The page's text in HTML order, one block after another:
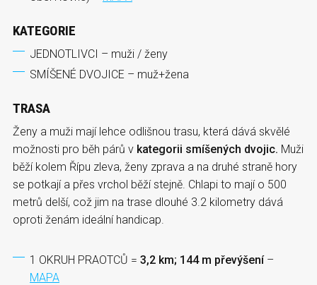
KATEGORIE
JEDNOTLIVCI – muži / ženy
SMÍŠENÉ DVOJICE – muž+žena
TRASA
Ženy a muži mají lehce odlišnou trasu, která dává skvělé
možnosti pro běh párů v kategorii smíšených dvojic. Muži
běží kolem Řípu zleva, ženy zprava a na druhé straně hory
se potkají a přes vrchol běží stejně. Chlapi to mají o 500
metrů delší, což jim na trase dlouhé 3.2 kilometry dává
oproti ženám ideální handicap.
1 OKRUH PRAOTCŮ = 3,2 km; 144 m převýšení–
MAPA